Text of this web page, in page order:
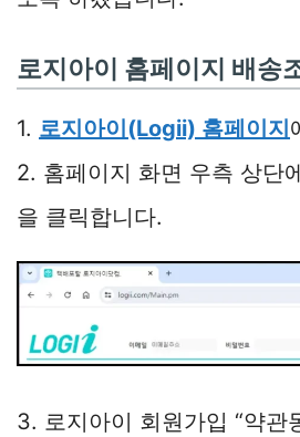
로지아이 홈페이지 배송
1. 로지아이(Logii) 홈페이지
2. 홈페이지 화면 우측 상단
을 클릭합니다.
3. 로지아이 회원가입 “약관